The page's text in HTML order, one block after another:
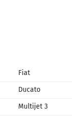
Fiat
Ducato
Multijet 3